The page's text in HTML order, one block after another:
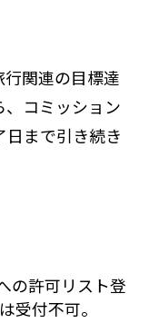
関連の目標達
、コミッション
まで引き続き
の許可リスト登
受付不可。